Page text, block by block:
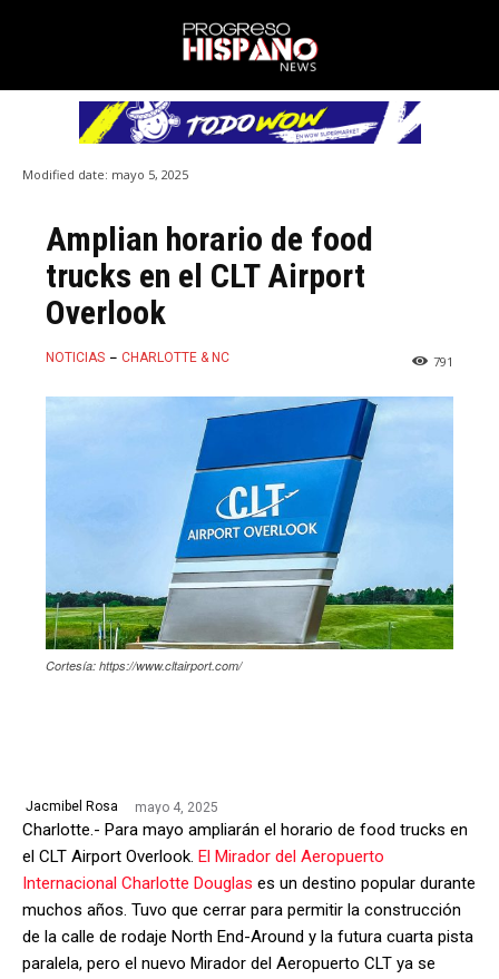
Modified date: mayo 5, 2025
Amplian horario de food
trucks en el CLT Airport
Overlook
NOTICIAS CHARLOTTE & NC 791
Cortesía: https://www.cltairport.com/
Jacmibel Rosa mayo 4, 2025
Charlotte.- Para mayo ampliarán el horario de food trucks en
el CLT Airport Overlook. El Mirador del Aeropuerto
Internacional Charlotte Douglas es un destino popular durante
muchos años. Tuvo que cerrar para permitir la construcción
de la calle de rodaje North End-Around y la futura cuarta pista
paralela, pero el nuevo Mirador del Aeropuerto CLT ya se